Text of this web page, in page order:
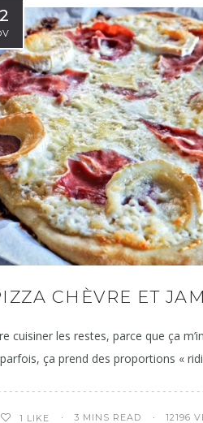
CHÈVRE ET
cuisiner les restes, parce que ça
parfois, ça prend des proportions «
1 LIKE 3 MINS READ 12196